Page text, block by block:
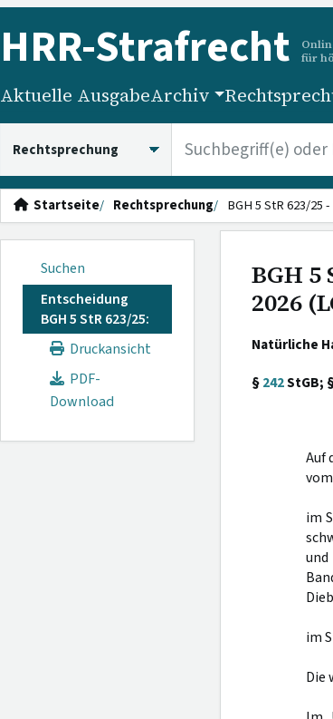
HRR-Strafrecht
für
Aktuelle AusgabeArchiv
Startseite Rechtsprechung BGH 5 StR 623/25
Suchen
Entscheidung
BGH 5 StR 623/25:
Druckansicht
PDF-
Download
BGH 5
2026
Natürliche
§242StGB;
Auf
im
im
Die